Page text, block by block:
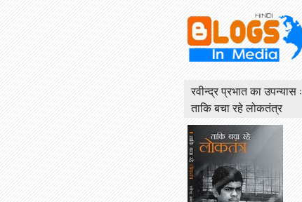
रवीन्द्र प्रभात का उपन्यास :
ताकि बचा रहे लोकतंत्र